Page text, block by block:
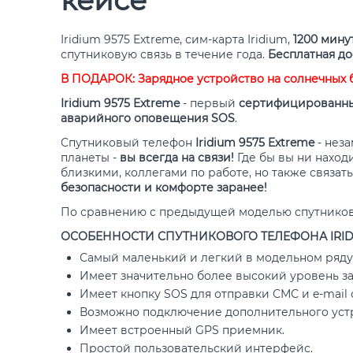
Iridium 9575 Extreme, сим-карта Iridium, 1200
спутниковую связь в течение года. Бесплатная
В ПОДАРОК: Зарядное устройство на солнечных
Iridium 9575 Extreme- первый
аварийного оповещения SOS.
Спутниковый телефон Iridium 9575 Extreme-
планеты - вы всегда на связи! Где бы вы ни
близкими, коллегами по работе, но также
безопасности и комфорте заранее!
По сравнению с предыдущей моделью
ОСОБЕННОСТИ СПУТНИКОВОГО ТЕЛЕФОНА
Самый маленький и легкий в модельном
Имеет значительно более высокий уровень
Имеет кнопку SOS для отправки СМС и e-mail
Возможно подключение дополнительного
Имеет встроенный GPS приемник.
Простой пользовательский интерфейс.